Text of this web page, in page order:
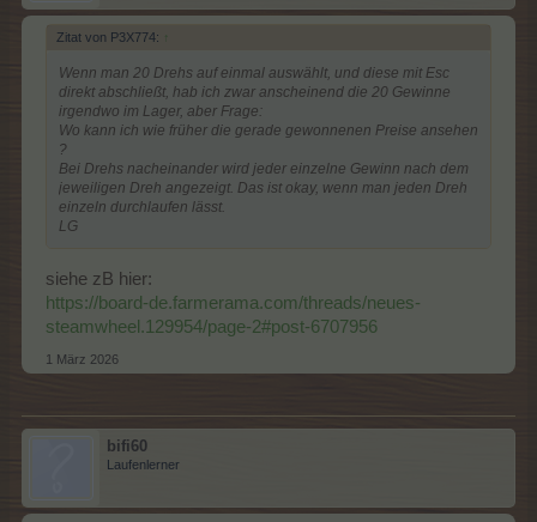
Zitat von P3X774: ↑
Wenn man 20 Drehs auf einmal auswählt, und diese mit Esc
direkt abschließt, hab ich zwar anscheinend die 20 Gewinne
irgendwo im Lager, aber Frage:
Wo kann ich wie früher die gerade gewonnenen Preise ansehen
?
Bei Drehs nacheinander wird jeder einzelne Gewinn nach dem
jeweiligen Dreh angezeigt. Das ist okay, wenn man jeden Dreh
einzeln durchlaufen lässt.
LG
siehe zB hier:
https://board-de.farmerama.com/threads/neues-
steamwheel.129954/page-2#post-6707956
1 März 2026
bifi60
Laufenlerner